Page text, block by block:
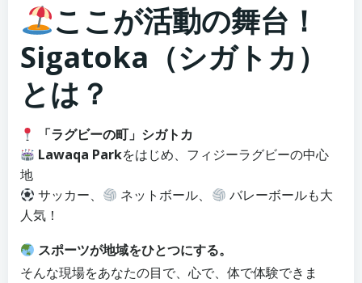
ここが活動の舞台！
Sigatoka（シガトカ）
とは？
「ラグビーの町」シガトカ
Lawaqa Parkをはじめ、フィジーラグビーの中心
地
サッカー、
ネットボール、
バレーボールも大
人気！
スポーツが地域をひとつにする。
そんな現場をあなたの目で、心で、体で体験できま